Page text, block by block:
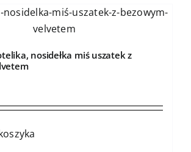
nosidełka miś uszatek z